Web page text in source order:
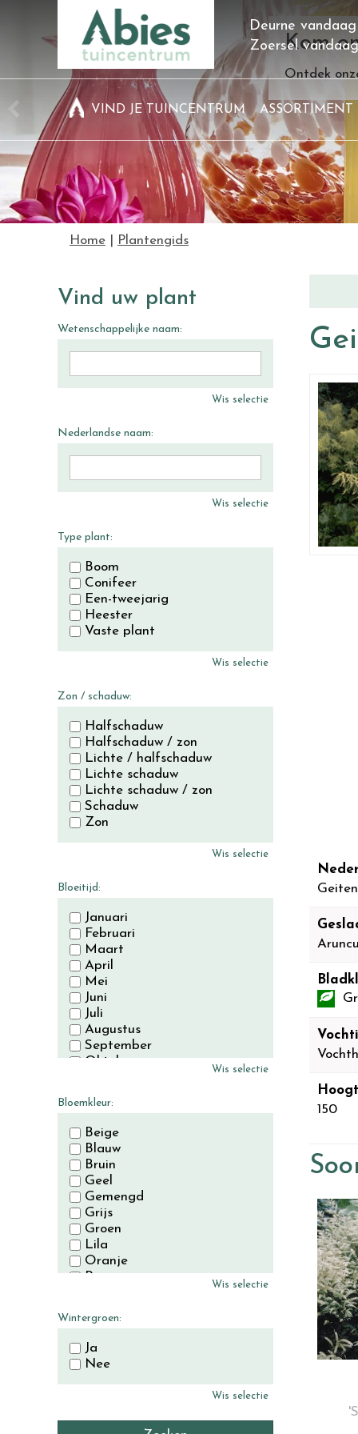
Kom
Ontdek
Home Plantengids
Deurne
Zoersel
VIND JE TUINCENTRUM ASSORTIMENT
150
Vind uw plant
Wetenschappelijke naam:
Wis selectie
Nederlandse naam:
Wis selectie
Type plant:
Boom
Conifeer
Een-tweejarig
Heester
Vaste plant
Wis selectie
Zon / schaduw:
Halfschaduw
Halfschaduw / zon
Lichte / halfschaduw
Lichte schaduw
Lichte schaduw / zon
Schaduw
Zon
Wis selectie
Bloeitijd:
Januari
Februari
Maart
April
Mei
Juni
Juli
Augustus
September
Oktober
Wis selectie
Bloemkleur:
Beige
Blauw
Bruin
Geel
Gemengd
Grijs
Groen
Lila
Oranje
Paars
Wit
Zwart
Wis selectie
Wintergroen:
Ja
Nee
Wis selectie